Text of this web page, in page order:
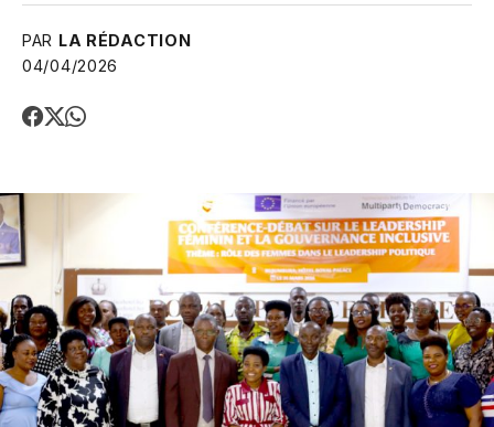
PAR LA RÉDACTION
04/04/2026